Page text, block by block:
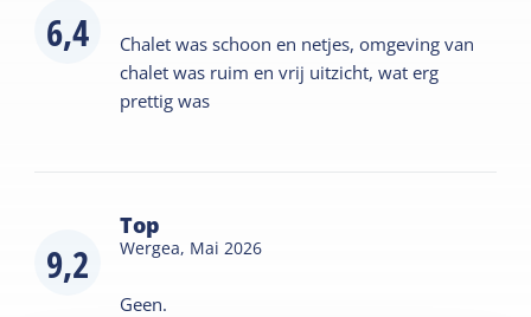
6,4
Chalet was schoon en netjes, omgeving van
chalet was ruim en vrij uitzicht, wat erg
prettig was
9,2
Top
Wergea, Mai 2026
Geen.